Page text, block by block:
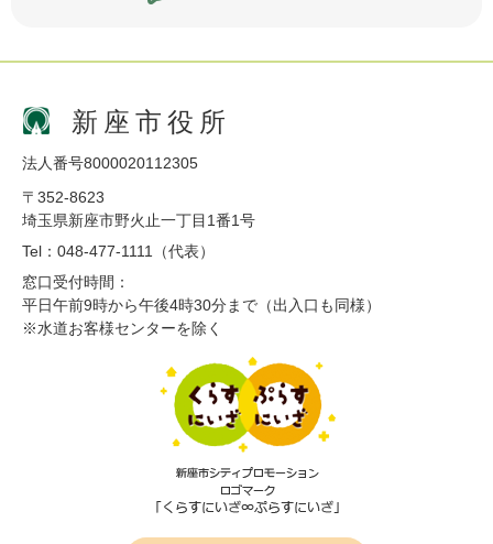
新座市役所
法人番号8000020112305
〒352-8623
埼玉県新座市野火止一丁目1番1号
Tel：048-477-1111（代表）
窓口受付時間：
平日午前9時から午後4時30分まで（出入口も同様）
※水道お客様センターを除く